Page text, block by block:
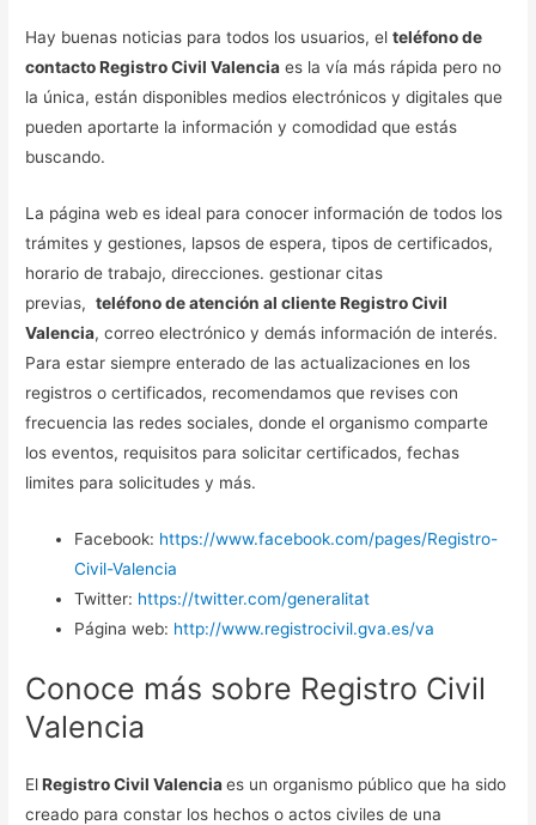
Hay buenas noticias para todos los usuarios, elteléfono de
contacto Registro Civil Valencia es la vía más rápida pero no
la única, están disponibles medios electrónicos y digitales que
pueden aportarte la información y comodidad que estás
buscando.
La página web es ideal para conocer información de todos los
trámites y gestiones, lapsos de espera, tipos de certificados,
horario de trabajo, direcciones. gestionar citas
previas,teléfono de atención al cliente Registro Civil
Valencia, correo electrónico y demás información de interés.
Para estar siempre enterado de las actualizaciones en los
registros o certificados, recomendamos que revises con
frecuencia las redes sociales, donde el organismo comparte
los eventos, requisitos para solicitar certificados, fechas
limites para solicitudes y más.
Facebook: https://www.facebook.com/pages/Registro-
Civil-Valencia
Twitter: https://twitter.com/generalitat
Página web: http://www.registrocivil.gva.es/va
Conoce más sobre Registro Civil
Valencia
ElRegistro Civil Valenciaes un organismo público que ha sido
creado para constar los hechos o actos civiles de una